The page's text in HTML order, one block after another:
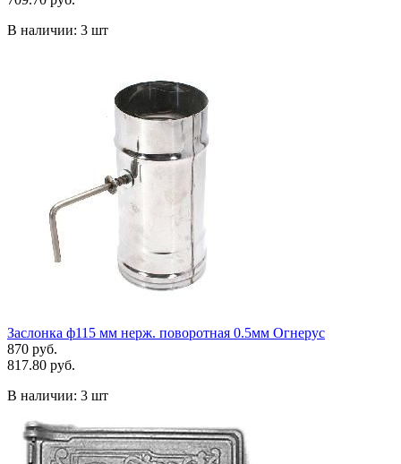
В наличии: 3 шт
Заслонка ф115 мм нерж. поворотная 0.5мм Огнерус
870 руб.
817.80 руб.
В наличии: 3 шт